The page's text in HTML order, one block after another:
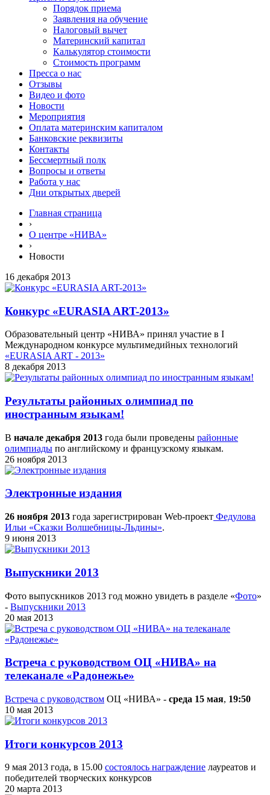
Порядок приема
Заявления на обучение
Налоговый вычет
Материнский капитал
Калькулятор стоимости
Стоимость программ
Пресса о нас
Отзывы
Видео и фото
Новости
Мероприятия
Оплата материнским капиталом
Банковские реквизиты
Контакты
Бессмертный полк
Вопросы и ответы
Работа у нас
Дни открытых дверей
Главная страница
›
О центре «НИВА»
›
Новости
16 декабря 2013
Конкурс «EURASIA ART-2013»
Образовательный центр «НИВА» принял участие в I
Международном конкурсе мультимедийных технологий
«EURASIA ART - 2013»
8 декабря 2013
Результаты районных олимпиад по
иностранным языкам!
В начале декабря 2013 года были проведены районные
олимпиады по английскому и французскому языкам.
26 ноября 2013
Электронные издания
26 ноября 2013 года зарегистрирован Web-проект Федулова
Ильи «Сказки Волшебницы-Льдины».
9 июня 2013
Выпускники 2013
Фото выпускников 2013 год можно увидеть в разделе «Фото»
- Выпускники 2013
20 мая 2013
Встреча с руководством ОЦ «НИВА» на
телеканале «Радонежье»
Встреча с руководством ОЦ «НИВА» - среда 15 мая, 19:50
10 мая 2013
Итоги конкурсов 2013
9 мая 2013 года, в 15.00 состоялось награждение лауреатов и
победителей творческих конкурсов
20 марта 2013